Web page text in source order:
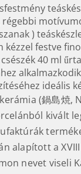
)
kézzel festve
40 ml
ideális
(鍋島焼,
kivált
alapított a
nevet viseli